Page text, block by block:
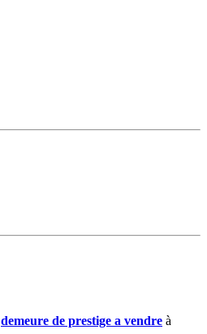
demeure de prestige a vendre à